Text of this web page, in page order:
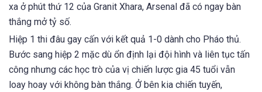
xa ở phút thứ 12 của Granit Xhara, Arsenal đã có ngay bàn
thắng mở tỷ số.
Hiệp 1 thi đâu gay cấn với kết quả 1-0 dành cho Pháo thủ.
Bước sang hiệp 2 mặc dù ổn định lại đội hình và liên tục tấn
công nhưng các học trò của vị chiến lược gia 45 tuổi vẫn
loay hoay với không bàn thắng. Ở bên kia chiến tuyến,